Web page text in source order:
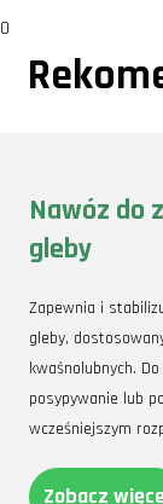
0
Nawóz do
gleby
Zapewnia i
gleby,
kwaśnolubnych.
posypywanie lub
wcześniejszym
Zobacz